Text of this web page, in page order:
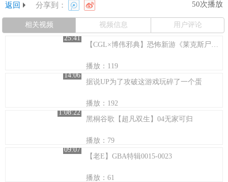
返回 分享到： 50次播放
相关视频 视频信息
用户评论
25:41
【CGL×博伟邪典】恐怖新游《莱克斯尸斑》第一期体验：我时尚的手电筒去哪了？
播放：119
14:06
据说UP为了攻破这游戏玩碎了一个蛋
播放：192
1:08:22
黑桐谷歌【超凡双生】04无家可归
播放：79
09:07
【老E】GBA特辑0015-0023
播放：61